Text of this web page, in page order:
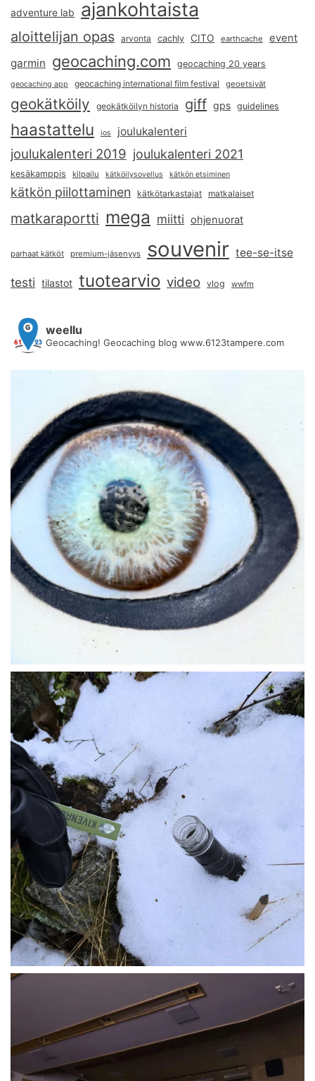
adventure lab ajankohtaista
aloittelijan opas arvonta cachly CITO earthcache event
garmin geocaching.com geocaching 20 years
geocaching app geocaching international film festival geoetsivät
geokätköily geokätköilyn historia giff gps guidelines
haastattelu ios joulukalenteri
joulukalenteri 2019 joulukalenteri 2021
kesäkamppis kilpailu kätköilysovellus kätkön etsiminen
kätkön piilottaminen kätkötarkastajat matkalaiset
matkaraportti mega miitti ohjenuorat
parhaat kätköt premium-jäsenyys souvenir tee-se-itse
testi tilastot tuotearvio video vlog wwfm
weellu
Geocaching! Geocaching blog www.6123tampere.com